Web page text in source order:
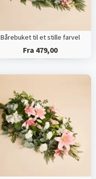
Bårebuket til et stille farvel
Fra 479,00